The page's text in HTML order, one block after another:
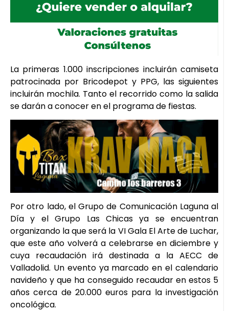
La primeras 1.000 inscripciones incluirán camiseta
patrocinada por Bricodepot y PPG, las siguientes
incluirán mochila. Tanto el recorrido como la salida
se darán a conocer en el programa de fiestas.
Por otro lado, el Grupo de Comunicación Laguna al
Día y el Grupo Las Chicas ya se encuentran
organizando la que será la VI Gala El Arte de Luchar,
que este año volverá a celebrarse en diciembre y
cuya recaudación irá destinada a la AECC de
Valladolid. Un evento ya marcado en el calendario
navideño y que ha conseguido recaudar en estos 5
años cerca de 20.000 euros para la investigación
oncológica.